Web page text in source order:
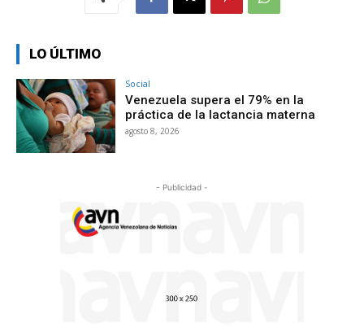
LO ÚLTIMO
Social
Venezuela supera el 79% en la
práctica de la lactancia materna
agosto 8, 2026
- Publicidad -